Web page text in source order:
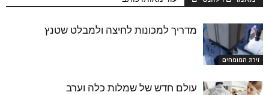
זירת המומחים
מדריך למכונות לחיצה ולמבלט שטנץ
עולם חדש של שמלות כלה וערב